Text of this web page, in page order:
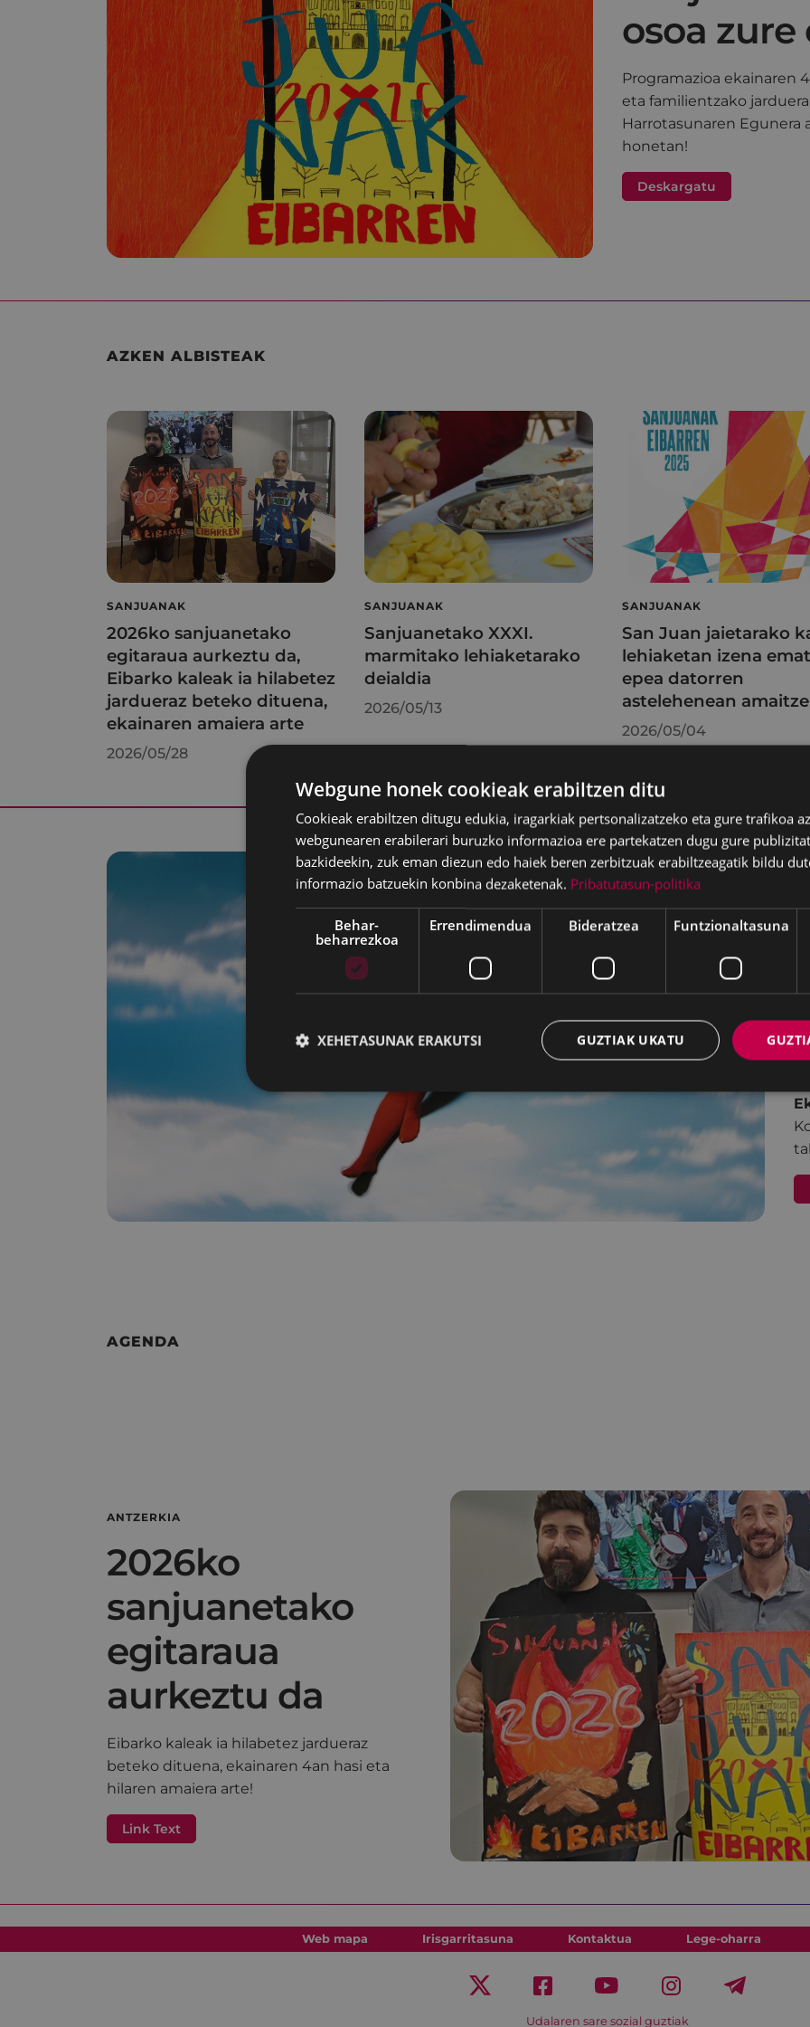
osoa zure
Programazioa ekainaren
eta familientzako
Harrotasunaren Egunera
honetan!
Deskargatu
AZKEN ALBISTEAK
SANJUANAK
2026ko sanjuanetako
egitaraua aurkeztu da,
Eibarko kaleak ia hilabetez
jardueraz beteko dituena,
ekainaren amaiera arte
2026/05/28
SANJUANAK
Sanjuanetako XXXI.
marmitako lehiaketarako
deialdia
2026/05/13
SANJUANAK
San Juan jaietarako
lehiaketan izena
epea datorren
astelehenean
2026/05/04
AGENDA
ANTZERKIA
2026ko
sanjuanetako
egitaraua
aurkeztu da
Eibarko kaleak ia hilabetez jardueraz
beteko dituena, ekainaren 4an hasi eta
hilaren amaiera arte!
Link Text
Web mapa Irisgarritasuna Kontaktua Lege-oharra
Udalaren sare sozial guztiak
Webgune honek cookieak erabiltzen ditu
Cookieak erabiltzen ditugu edukia, iragarkiak pertsonalizatzeko eta gure trafikoa
webgunearen erabilerari buruzko informazioa ere partekatzen dugu gure
bazkideekin, zuk eman diezun edo haiek beren zerbitzuak erabiltzeagatik bildu
informazio batzuekin konbina dezaketenak. Pribatutasun-politika
Behar-
beharrezkoa
Errendimendua Bideratzea Funtzionaltasuna
GUZTIAK UKATU
XEHETASUNAK ERAKUTSI